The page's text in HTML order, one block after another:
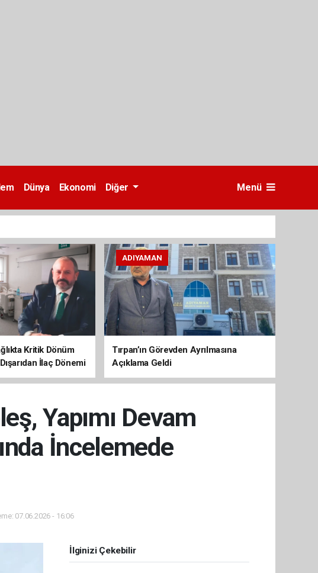
Dünya Ekonomi Diğer Menü
Kritik Dönüm
İlaç Dönemi
ADIYAMAN
Tırpan’ın Görevden Ayrılmasına
Açıklama Geldi
Yapımı Devam
İncelemede
07.06.2026 - 16:06
İlginizi Çekebilir